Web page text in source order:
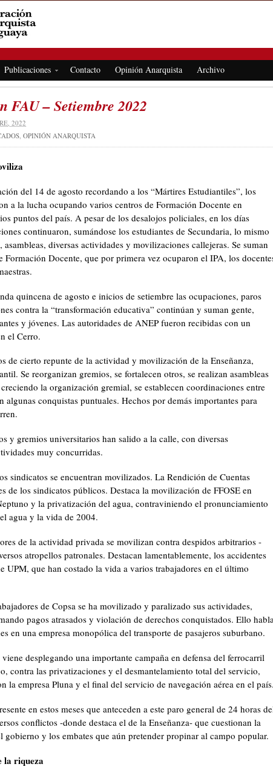
Publicaciones Contacto Opinión Anarquista Archivo
FAU – Setiembre 2022
2022
, OPINIÓN ANARQUISTA
del 14 de agosto recordando a los “Mártires Estudiantiles”, los
a la lucha ocupando varios centros de Formación Docente en
puntos del país. A pesar de los desalojos policiales, en los días
continuaron, sumándose los estudiantes de Secundaria, lo mismo
asambleas, diversas actividades y movilizaciones callejeras. Se suman
Formación Docente, que por primera vez ocuparon el IPA, los
quincena de agosto e inicios de setiembre las ocupaciones, paros
contra la “transformación educativa” continúan y suman gente,
y jóvenes. Las autoridades de ANEP fueron recibidas con un
el Cerro.
de cierto repunte de la actividad y movilización de la Enseñanza,
Se reorganizan gremios, se fortalecen otros, se realizan asambleas
la organización gremial, se establecen coordinaciones entre
algunas conquistas puntuales. Hechos por demás importantes para
y gremios universitarios han salido a la calle, con diversas
muy concurridas.
sindicatos se encuentran movilizados. La Rendición de Cuentas
de los sindicatos públicos. Destaca la movilización de FFOSE en
y la privatización del agua, contraviniendo el pronunciamiento
agua y la vida de 2004.
de la actividad privada se movilizan contra despidos arbitrarios -
atropellos patronales. Destacan lamentablemente, los accidentes
UPM, que han costado la vida a varios trabajadores en el último
de Copsa se ha movilizado y paralizado sus actividades,
pagos atrasados y violación de derechos conquistados. Ello
en una empresa monopólica del transporte de pasajeros suburbano.
desplegando una importante campaña en defensa del ferrocarril
contra las privatizaciones y el desmantelamiento total del servicio,
la empresa Pluna y el final del servicio de navegación aérea en el país.
en estos meses que anteceden a este paro general de 24 horas
conflictos -donde destaca el de la Enseñanza- que cuestionan la
y los embates que aún pretender propinar al campo popular.
la riqueza